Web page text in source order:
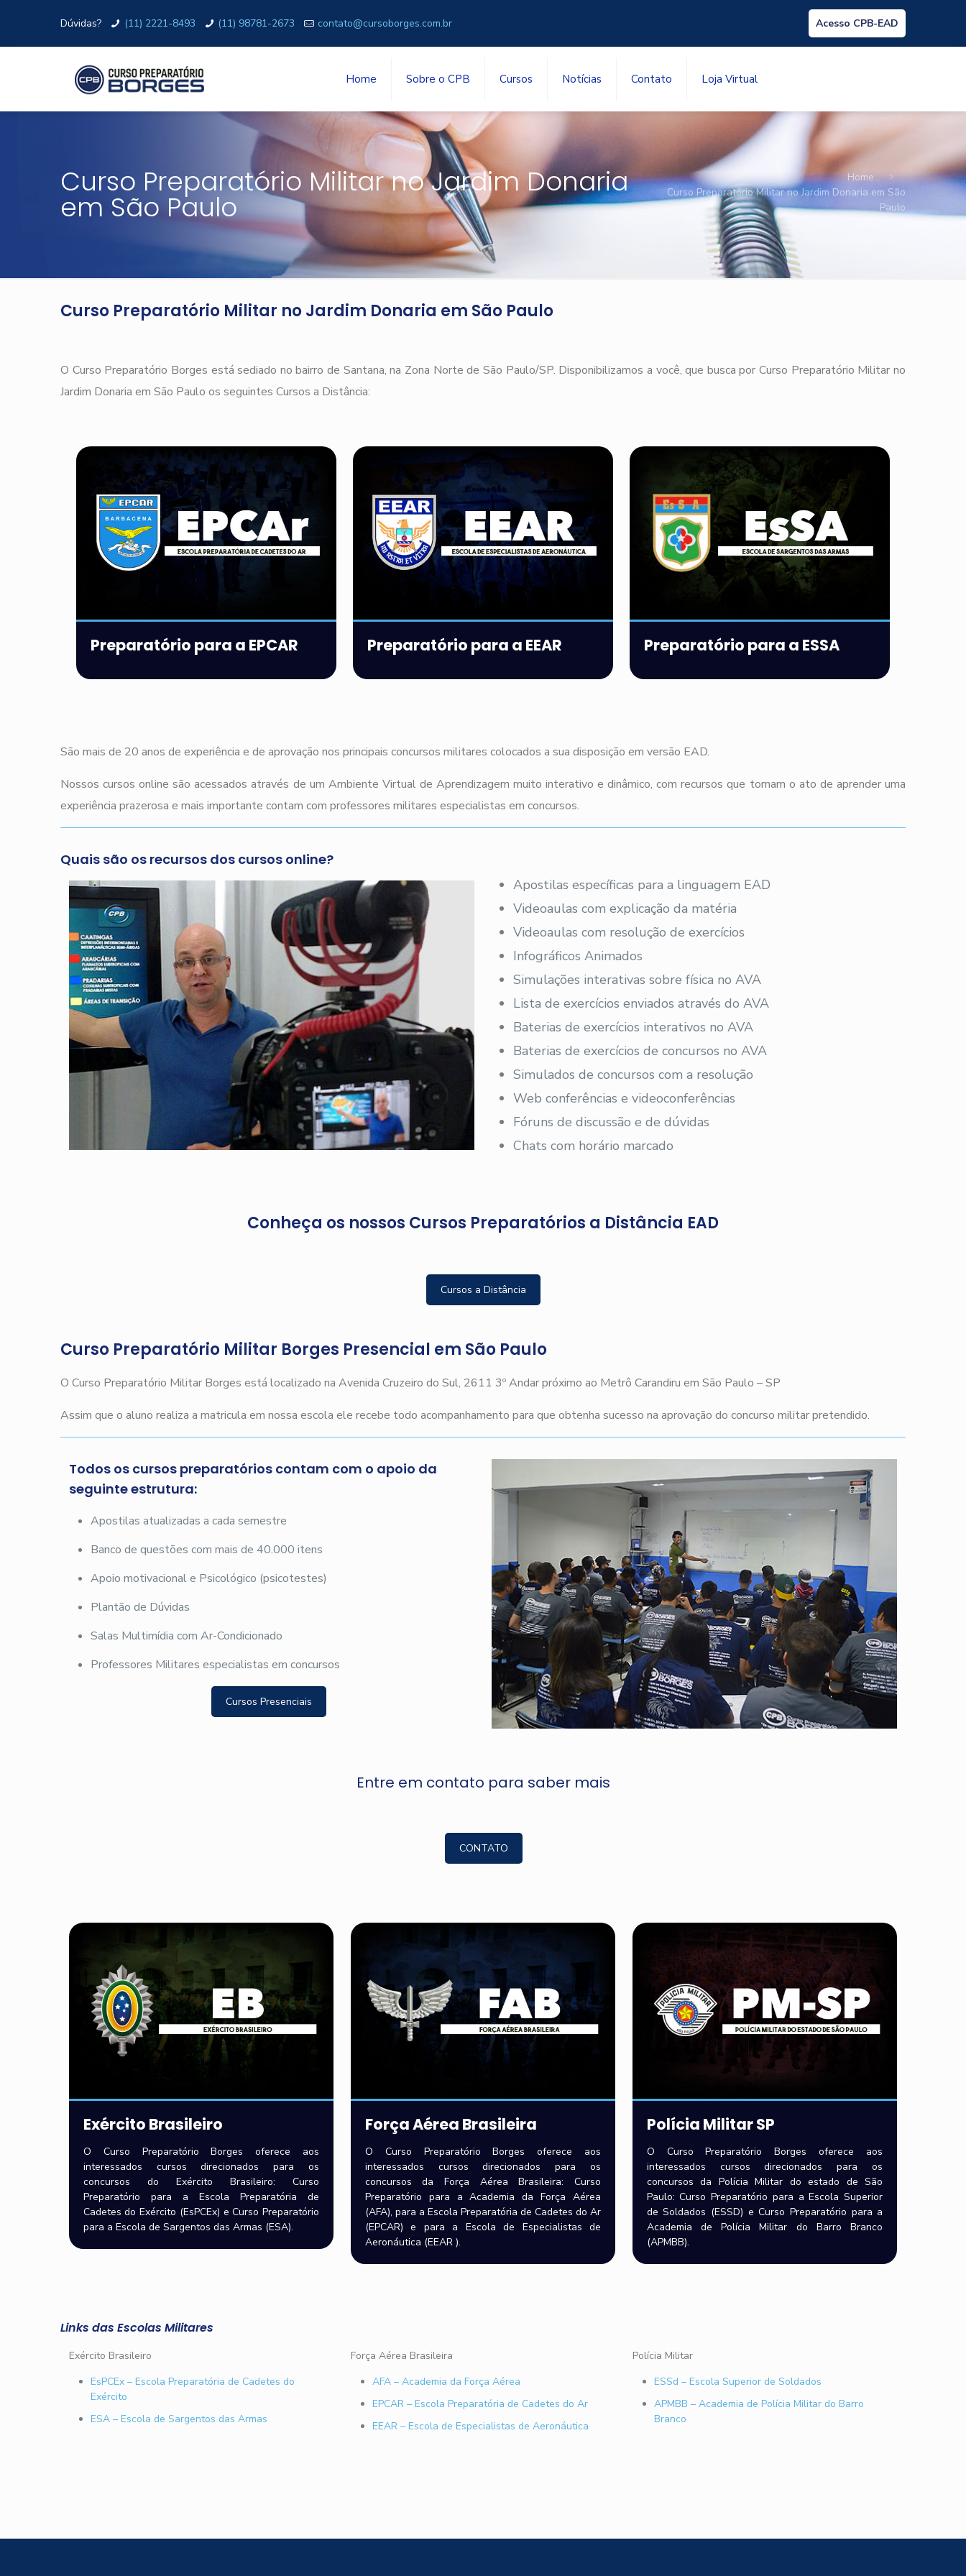
Dúvidas? (11) 2221-8493 (11) 98781-2673 contato@cursoborges.com.br Acesso CPB-EAD
Home Sobre o CPB Cursos Notícias Contato Loja Virtual
Curso Preparatório Militar no Jardim Donaria
em São Paulo
Home
Curso Preparatório Militar no Jardim Donaria em São
Paulo
Curso Preparatório Militar no Jardim Donaria em São Paulo
O Curso Preparatório Borges está sediado no bairro de Santana, na Zona Norte de São Paulo/SP. Disponibilizamos a você, que busca por Curso Preparatório Militar no
Jardim Donaria em São Paulo os seguintes Cursos a Distância:
Preparatório para a EPCAR Preparatório para a EEAR Preparatório para a ESSA
São mais de 20 anos de experiência e de aprovação nos principais concursos militares colocados a sua disposição em versão EAD.
Nossos cursos online são acessados através de um Ambiente Virtual de Aprendizagem muito interativo e dinâmico, com recursos que tornam o ato de aprender uma
experiência prazerosa e mais importante contam com professores militares especialistas em concursos.
Quais são os recursos dos cursos online?
Apostilas específicas para a linguagem EAD
Videoaulas com explicação da matéria
Videoaulas com resolução de exercícios
Infográficos Animados
Simulações interativas sobre física no AVA
Lista de exercícios enviados através do AVA
Baterias de exercícios interativos no AVA
Baterias de exercícios de concursos no AVA
Simulados de concursos com a resolução
Web conferências e videoconferências
Fóruns de discussão e de dúvidas
Chats com horário marcado
Conheça os nossos Cursos Preparatórios a Distância EAD
Cursos a Distância
Curso Preparatório Militar Borges Presencial em São Paulo
O Curso Preparatório Militar Borges está localizado na Avenida Cruzeiro do Sul, 2611 3º Andar próximo ao Metrô Carandiru em São Paulo – SP
Assim que o aluno realiza a matricula em nossa escola ele recebe todo acompanhamento para que obtenha sucesso na aprovação do concurso militar pretendido.
Todos os cursos preparatórios contam com o apoio da
seguinte estrutura:
Apostilas atualizadas a cada semestre
Banco de questões com mais de 40.000 itens
Apoio motivacional e Psicológico (psicotestes)
Plantão de Dúvidas
Salas Multimídia com Ar-Condicionado
Professores Militares especialistas em concursos
Cursos Presenciais
Entre em contato para saber mais
CONTATO
Exército Brasileiro
O Curso Preparatório Borges oferece aos
interessados cursos direcionados para os
concursos do Exército Brasileiro: Curso
Preparatório para a Escola Preparatória de
Cadetes do Exército (EsPCEx) e Curso Preparatório
para a Escola de Sargentos das Armas (ESA).
Força Aérea Brasileira
O Curso Preparatório Borges oferece aos
interessados cursos direcionados para os
concursos da Força Aérea Brasileira: Curso
Preparatório para a Academia da Força Aérea
(AFA), para a Escola Preparatória de Cadetes do Ar
(EPCAR) e para a Escola de Especialistas de
Aeronáutica (EEAR ).
Polícia Militar SP
O Curso Preparatório Borges oferece aos
interessados cursos direcionados para os
concursos da Polícia Militar do estado de São
Paulo: Curso Preparatório para a Escola Superior
de Soldados (ESSD) e Curso Preparatório para a
Academia de Polícia Militar do Barro Branco
(APMBB).
Links das Escolas Militares
Exército Brasileiro
EsPCEx – Escola Preparatória de Cadetes do
Exército
ESA – Escola de Sargentos das Armas
Força Aérea Brasileira
AFA – Academia da Força Aérea
EPCAR – Escola Preparatória de Cadetes do Ar
EEAR – Escola de Especialistas de Aeronáutica
Polícia Militar
ESSd – Escola Superior de Soldados
APMBB – Academia de Polícia Militar do Barro
Branco